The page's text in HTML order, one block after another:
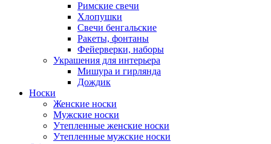
Римские свечи
Хлопушки
Свечи бенгальские
Ракеты, фонтаны
Фейерверки, наборы
Украшения для интерьера
Мишура и гирлянда
Дождик
Носки
Женские носки
Мужские носки
Утепленные женские носки
Утепленные мужские носки